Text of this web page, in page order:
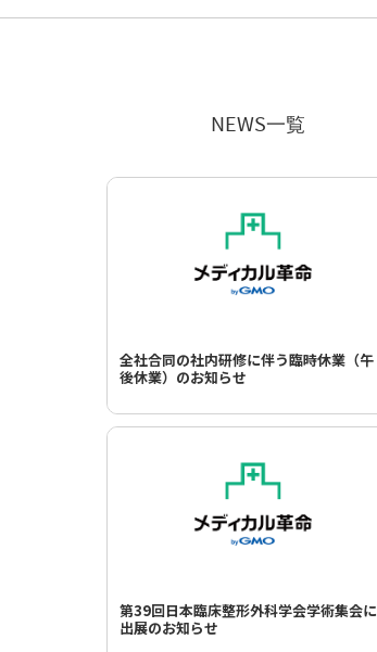
NEWS一覧
全社合同の社内研修に伴う臨時休業（午
後休業）のお知らせ
第39回日本臨床整形外科学会学術集会に
出展のお知らせ